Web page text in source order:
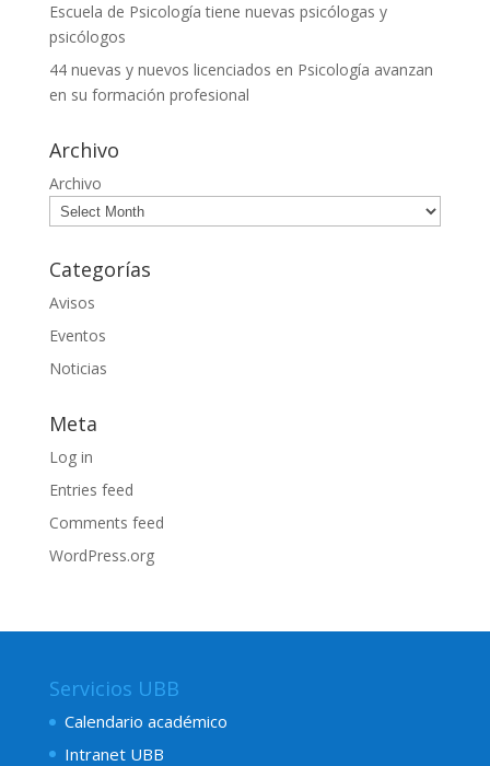
Escuela de Psicología tiene nuevas psicólogas y
psicólogos
44 nuevas y nuevos licenciados en Psicología avanzan
en su formación profesional
Archivo
Archivo
Categorías
Avisos
Eventos
Noticias
Meta
Log in
Entries feed
Comments feed
WordPress.org
Servicios UBB
Calendario académico
Intranet UBB